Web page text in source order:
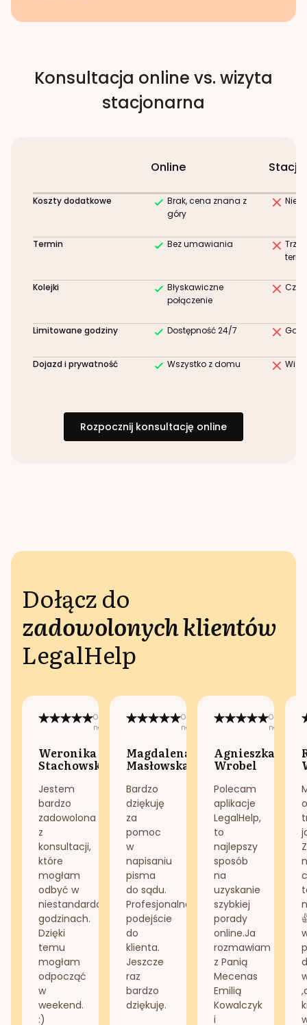
Konsultacja online vs. wizyta
stacjonarna
Online
Koszty dodatkowe
Brak, cena znana z
góry
Termin Bez umawiania
Kolejki
Błyskawiczne
połączenie
Limitowane godziny Dostępność 24/7
Dojazd i prywatność Wszystko z domu
Rozpocznij konsultację online
Dołącz do
zadowolonych klientów
LegalHelp
Opublikowano
na:
Weronika
Stachowska
Jestem
bardzo
zadowolona
z
konsultacji,
które
mogłam
odbyć w
niestandardowych
godzinach.
Dzięki
temu
mogłam
odpocząć
w
weekend.
:)
Opublikowano
na:
Magdalena
Masłowska
Bardzo
dziękuję
za
pomoc
w
napisaniu
pisma
do sądu.
Profesjonalne
podejście
do
klienta.
Jeszcze
raz
bardzo
dziękuję.
na:
Agnieszka
Wrobel
Polecam
aplikacje
LegalHelp,
to
najlepszy
sposób
na
uzyskanie
szybkiej
porady
online.Ja
rozmawiam
z Panią
Mecenas
Emilią
Kowalczyk
i